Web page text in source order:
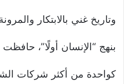
وتاريخ غني بالابتكار
بنهج “الإنسان أولًا”،
كواحدة من أكثر شركات